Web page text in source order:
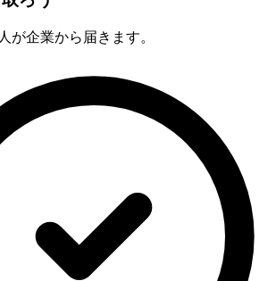
が企業から届きます。